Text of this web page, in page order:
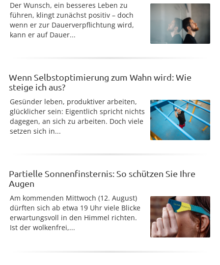
Der Wunsch, ein besseres Leben zu
führen, klingt zunächst positiv – doch
wenn er zur Dauerverpflichtung wird,
kann er auf Dauer...
Wenn Selbstoptimierung zum Wahn wird: Wie
steige ich aus?
Gesünder leben, produktiver arbeiten,
glücklicher sein: Eigentlich spricht nichts
dagegen, an sich zu arbeiten. Doch viele
setzen sich in...
Partielle Sonnenfinsternis: So schützen Sie Ihre
Augen
Am kommenden Mittwoch (12. August)
dürften sich ab etwa 19 Uhr viele Blicke
erwartungsvoll in den Himmel richten.
Ist der wolkenfrei,...